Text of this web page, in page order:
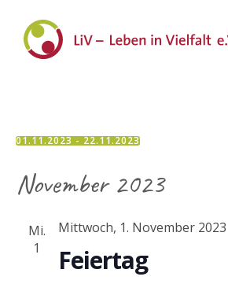
01.11.2023 - 22.11.2023
wählen.
November 2023
Mi.
1
Mittwoch, 1. November 2023
Feiertag